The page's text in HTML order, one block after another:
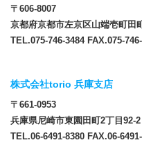
〒606-8007
京都府京都市左京区山端壱町
TEL.075-746-3484 FAX.075-
株式会社torio 兵庫支店
〒661-0953
兵庫県尼崎市東園田町2丁目
TEL.06-6491-8380 FAX.06-